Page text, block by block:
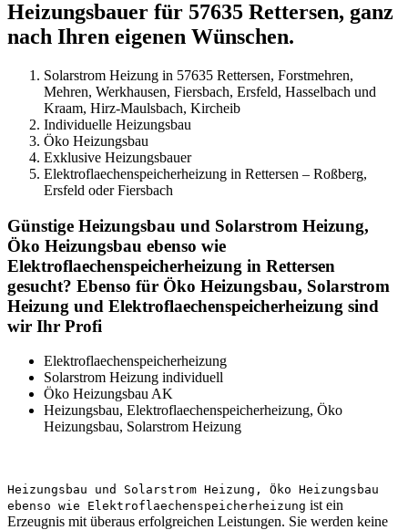
Heizungsbauer für 57635 Rettersen, ganz
nach Ihren eigenen Wünschen.
Solarstrom Heizung in 57635 Rettersen, Forstmehren,
Mehren, Werkhausen, Fiersbach, Ersfeld, Hasselbach und
Kraam, Hirz-Maulsbach, Kircheib
Individuelle Heizungsbau
Öko Heizungsbau
Exklusive Heizungsbauer
Elektroflaechenspeicherheizung in Rettersen – Roßberg,
Ersfeld oder Fiersbach
Günstige Heizungsbau und Solarstrom Heizung,
Öko Heizungsbau ebenso wie
Elektroflaechenspeicherheizung in Rettersen
gesucht? Ebenso für Öko Heizungsbau, Solarstrom
Heizung und Elektroflaechenspeicherheizung sind
wir Ihr Profi
Elektroflaechenspeicherheizung
Solarstrom Heizung individuell
Öko Heizungsbau AK
Heizungsbau, Elektroflaechenspeicherheizung, Öko
Heizungsbau, Solarstrom Heizung
Heizungsbau und Solarstrom Heizung, Öko Heizungsbau
ebenso wie Elektroflaechenspeicherheizung ist ein
Erzeugnis mit überaus erfolgreichen Leistungen. Sie werden keine